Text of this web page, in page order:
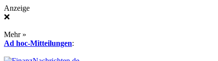
Anzeige
❌
Mehr »
Ad hoc-Mitteilungen: